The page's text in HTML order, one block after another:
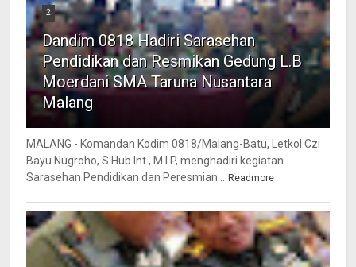
2
Dandim 0818 Hadiri Sarasehan
Pendidikan dan Resmikan Gedung L.B
Moerdani SMA Taruna Nusantara
Malang
MALANG - Komandan Kodim 0818/Malang-Batu, Letkol Czi
Bayu Nugroho, S.Hub.Int., M.I.P, menghadiri kegiatan
Sarasehan Pendidikan dan Peresmian... Readmore